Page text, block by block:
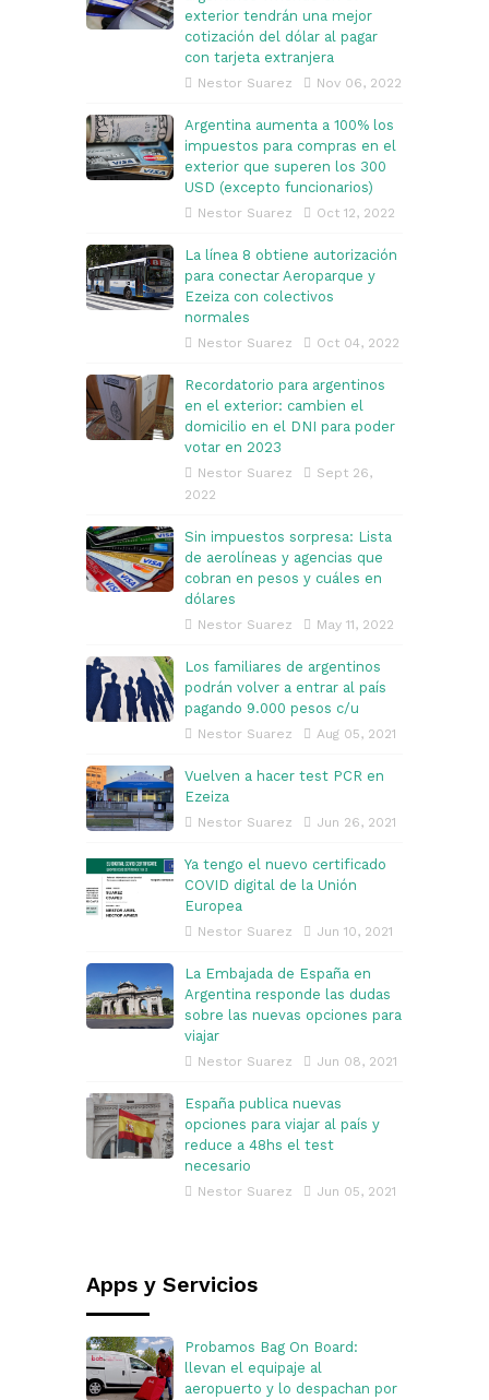
exterior tendrán una mejor
cotización del dólar al pagar
con tarjeta extranjera
Nestor Suarez Nov 06, 2022
Argentina aumenta a 100% los
impuestos para compras en el
exterior que superen los 300
USD (excepto funcionarios)
Nestor Suarez Oct 12, 2022
La línea 8 obtiene autorización
para conectar Aeroparque y
Ezeiza con colectivos
normales
Nestor Suarez Oct 04, 2022
Recordatorio para argentinos
en el exterior: cambien el
domicilio en el DNI para poder
votar en 2023
Nestor Suarez
Sept 26,
2022
Sin impuestos sorpresa: Lista
de aerolíneas y agencias que
cobran en pesos y cuáles en
dólares
Nestor Suarez May 11, 2022
Los familiares de argentinos
podrán volver a entrar al país
pagando 9.000 pesos c/u
Nestor Suarez Aug 05, 2021
Vuelven a hacer test PCR en
Ezeiza
Nestor Suarez Jun 26, 2021
Ya tengo el nuevo certificado
COVID digital de la Unión
Europea
Nestor Suarez Jun 10, 2021
La Embajada de España en
Argentina responde las dudas
sobre las nuevas opciones para
viajar
Nestor Suarez Jun 08, 2021
España publica nuevas
opciones para viajar al país y
reduce a 48hs el test
necesario
Nestor Suarez Jun 05, 2021
Apps y Servicios
Probamos Bag On Board:
llevan el equipaje al
aeropuerto y lo despachan por